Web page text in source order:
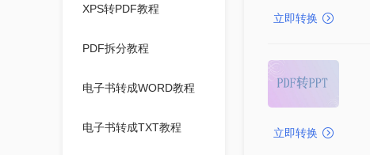
XPS转PDF教程
PDF拆分教程
电子书转成WORD教程
电子书转成TXT教程
立即转换
立即转换